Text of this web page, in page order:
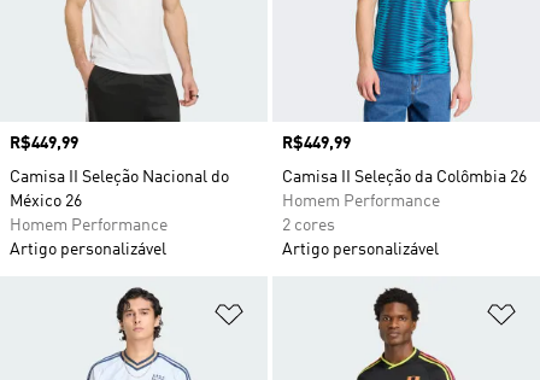
Preço
R$449,99
Camisa II Seleção Nacional do
México 26
Homem Performance
Artigo personalizável
Preço
R$449,99
Camisa II Seleção da Colômbia 26
Homem Performance
2 cores
Artigo personalizável
Adicionar à Lista de Desejos